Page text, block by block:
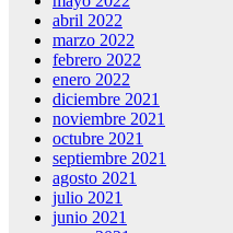
abril 2022
marzo 2022
febrero 2022
enero 2022
diciembre 2021
noviembre 2021
octubre 2021
septiembre 2021
agosto 2021
julio 2021
junio 2021